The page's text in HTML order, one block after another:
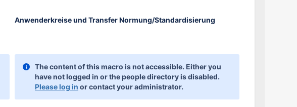
Anwenderkreise und Transfer Normung/Standardisierung
The content of this macro is not accessible. Either you
have not logged in or the people directory is disabled.
Please log in or contact your administrator.